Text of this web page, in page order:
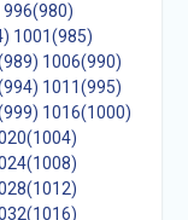
996(980)
1001(985)
1006(990)
1011(995)
1016(1000)